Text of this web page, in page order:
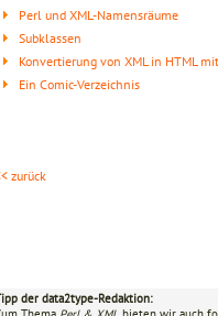
Perl und XML-Namensräume
Subklassen
Konvertierung von XML in HTML
Ein Comic-Verzeichnis
zurück
der data2type-Redaktion: